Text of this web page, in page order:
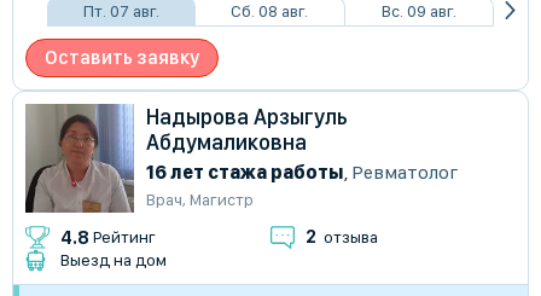
Пт. 07 авг. Сб. 08 авг. Вс. 09 авг.
Оставить заявку
Надырова Арзыгуль
Абдумаликовна
16 лет стажа работы, Ревматолог
Врач, Магистр
4.8 Рейтинг 2 отзыва
Выезд на дом